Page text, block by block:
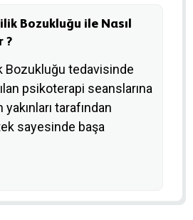
Bozukluğu ile Nasıl
?
Bozukluğu tedavisinde
psikoterapi seanslarına
tarafından
sayesinde başa